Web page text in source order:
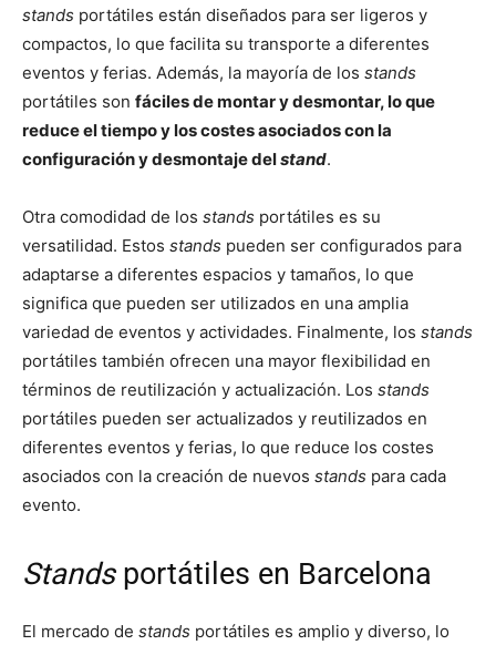
stands portátiles están diseñados para ser ligeros y
compactos, lo que facilita su transporte a diferentes
eventos y ferias. Además, la mayoría de los stands
portátiles son fáciles de montar y desmontar, lo que
reduce el tiempo y los costes asociados con la
configuración y desmontaje delstand.
Otra comodidad de los stands portátiles es su
versatilidad. Estos stands pueden ser configurados para
adaptarse a diferentes espacios y tamaños, lo que
significa que pueden ser utilizados en una amplia
variedad de eventos y actividades. Finalmente, los stands
portátiles también ofrecen una mayor flexibilidad en
términos de reutilización y actualización. Los stands
portátiles pueden ser actualizados y reutilizados en
diferentes eventos y ferias, lo que reduce los costes
asociados con la creación de nuevos stands para cada
evento.
Standsportátiles en Barcelona
El mercado de stands portátiles es amplio y diverso, lo